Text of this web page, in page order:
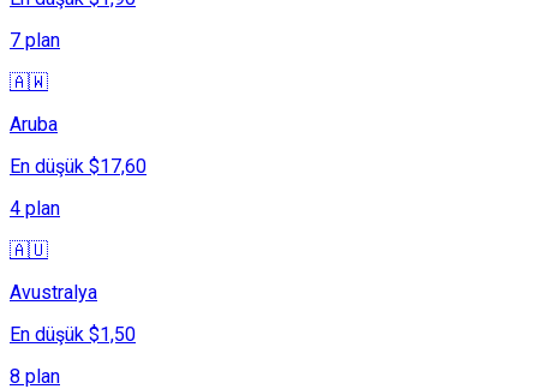
7 plan
🇦🇼
Aruba
En düşük $17,60
4 plan
🇦🇺
Avustralya
En düşük $1,50
8 plan